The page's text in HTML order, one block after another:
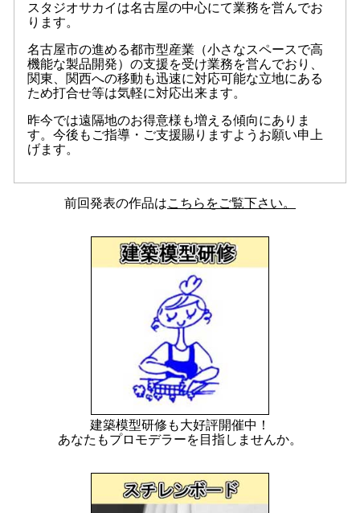
スタジオサカイは名古屋の中心にて業務を営んでお
ります。
名古屋市の進める都市型産業（小さなスペースで高
機能な製品開発）の支援を受け業務を営んでおり、
関東、関西への移動も迅速に対応可能な立地にある
ため打合せ等は気軽に対応出来ます。
昨今では遠隔地のお得意様も増える傾向にありま
す。今後もご指導・ご支援賜りますようお願い申上
げます。
前回発表の作品はこちらをご覧下さい。
建築模型研修も大好評開催中！
あなたもプロモデラーを目指しませんか。